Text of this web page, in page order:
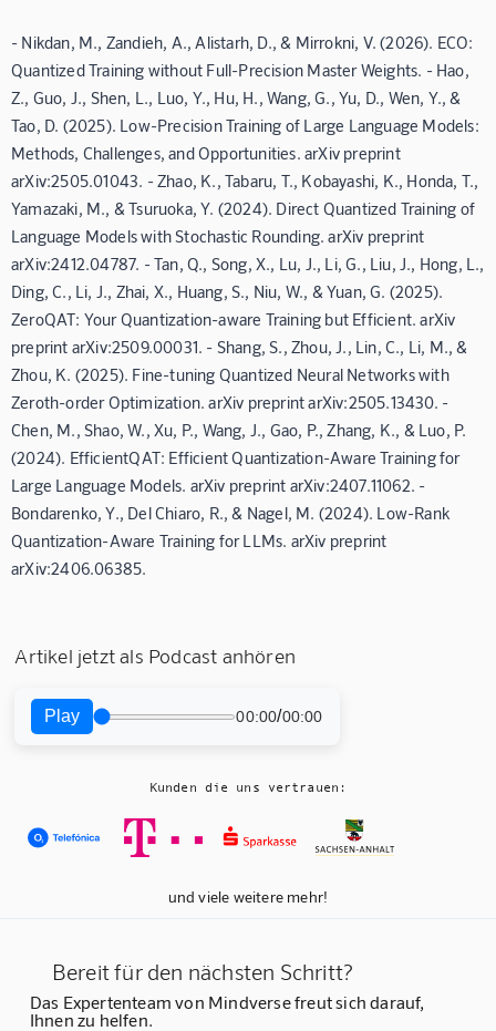
- Nikdan, M., Zandieh, A., Alistarh, D., & Mirrokni, V. (2026). ECO:
Quantized Training without Full-Precision Master Weights. - Hao,
Z., Guo, J., Shen, L., Luo, Y., Hu, H., Wang, G., Yu, D., Wen, Y., &
Tao, D. (2025). Low-Precision Training of Large Language Models:
Methods, Challenges, and Opportunities. arXiv preprint
arXiv:2505.01043. - Zhao, K., Tabaru, T., Kobayashi, K., Honda, T.,
Yamazaki, M., & Tsuruoka, Y. (2024). Direct Quantized Training of
Language Models with Stochastic Rounding. arXiv preprint
arXiv:2412.04787. - Tan, Q., Song, X., Lu, J., Li, G., Liu, J., Hong, L.,
Ding, C., Li, J., Zhai, X., Huang, S., Niu, W., & Yuan, G. (2025).
ZeroQAT: Your Quantization-aware Training but Efficient. arXiv
preprint arXiv:2509.00031. - Shang, S., Zhou, J., Lin, C., Li, M., &
Zhou, K. (2025). Fine-tuning Quantized Neural Networks with
Zeroth-order Optimization. arXiv preprint arXiv:2505.13430. -
Chen, M., Shao, W., Xu, P., Wang, J., Gao, P., Zhang, K., & Luo, P.
(2024). EfficientQAT: Efficient Quantization-Aware Training for
Large Language Models. arXiv preprint arXiv:2407.11062. -
Bondarenko, Y., Del Chiaro, R., & Nagel, M. (2024). Low-Rank
Quantization-Aware Training for LLMs. arXiv preprint
arXiv:2406.06385.
Artikel jetzt als Podcast anhören
Play 00:00/00:00
Kunden die uns vertrauen:
und viele weitere mehr!
Bereit für den nächsten Schritt?
Das Expertenteam von Mindverse freut sich darauf,
Ihnen zu helfen.